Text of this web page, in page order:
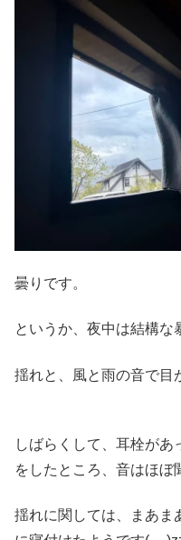
曇りです。
というか、夜中は結構な
揺れと、風と雨の音で目
しばらくして、耳栓が
をしたところ、音はほ
揺れに関しては、まあま